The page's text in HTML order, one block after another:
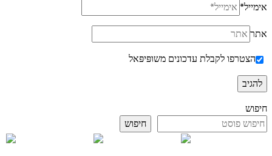
אימייל*
אתר
הצטרפו לקבלת עדכונים משופּיפּאל
חיפוש
חיפוש